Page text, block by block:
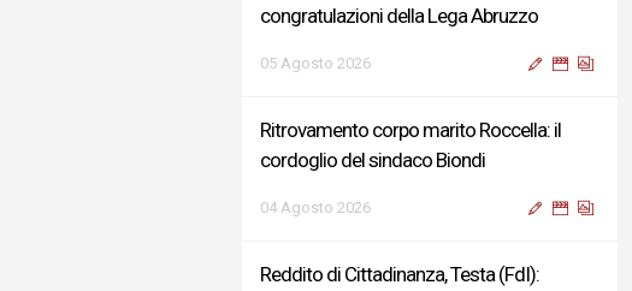
congratulazioni della Lega Abruzzo
05 Agosto 2026
Ritrovamento corpo marito Roccella: il
cordoglio del sindaco Biondi
04 Agosto 2026
Reddito di Cittadinanza, Testa (FdI):